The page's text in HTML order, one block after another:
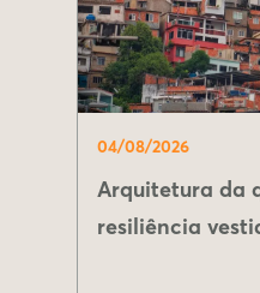
04/08/2026
Arquitetura da
resiliência